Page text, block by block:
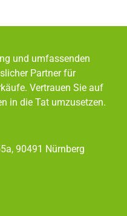
und umfassenden
Partner für
Vertrauen Sie auf
in die Tat umzusetzen.
90491 Nürnberg